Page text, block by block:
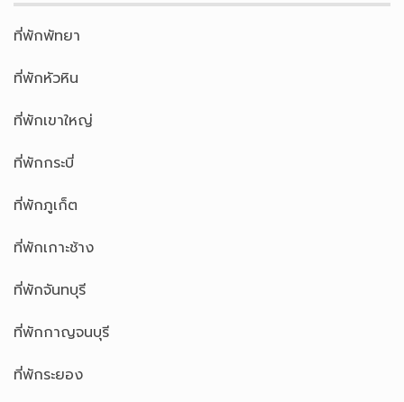
ที่พักพัทยา
ที่พักหัวหิน
ที่พักเขาใหญ่
ที่พักกระบี่
ที่พักภูเก็ต
ที่พักเกาะช้าง
ที่พักจันทบุรี
ที่พักกาญจนบุรี
ที่พักระยอง